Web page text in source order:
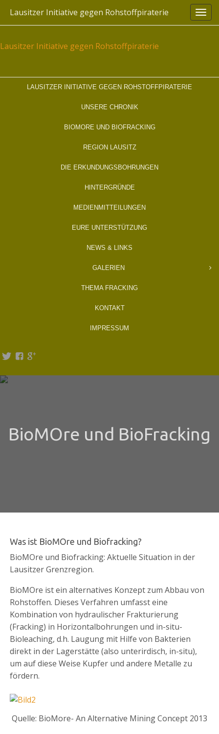
Lausitzer Initiative gegen Rohstoffpiraterie
Lausitzer Initiative gegen Rohstoffpiraterie
LAUSITZER INITIATIVE GEGEN ROHSTOFFPIRATERIE
UNSERE CHRONIK
BIOMORE UND BIOFRACKING
REGION LAUSITZ
DIE ERKUNDUNGSBOHRUNGEN
HINTERGRÜNDE
MEDIENMITTEILUNGEN
EURE UNTERSTÜTZUNG
NEWS & LINKS
GALERIEN
THEMA FRACKING
KONTAKT
IMPRESSUM
BioMOre und BioFracking
Was ist BioMOre und Biofracking?
BioMOre und Biofracking: Aktuelle Situation in der
Lausitzer Grenzregion.
BioMOre ist ein alternatives Konzept zum Abbau von
Rohstoffen. Dieses Verfahren umfasst eine
Kombination von hydraulischer Frakturierung
(Fracking) in Horizontalbohrungen und in-situ-
Bioleaching, d.h. Laugung mit Hilfe von Bakterien
direkt in der Lagerstätte (also unterirdisch, in-situ),
um auf diese Weise Kupfer und andere Metalle zu
fördern.
Quelle: BioMore- An Alternative Mining Concept 2013